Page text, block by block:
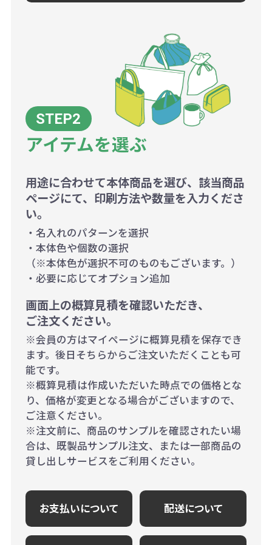
アイテムを選ぶ
用途に合わせて本体商品を選び、該当商品
ページにて、印刷方法や数量を入力くださ
い。
・名入れのパターンを選択
・本体色や個数の選択
（※本体色が選択不可のものもございます。）
・必要に応じてオプション追加
画面上の概算見積を確認いただき、
ご注文ください。
※会員の方はマイページに概算見積を保存でき
ます。後日そちらからご注文いただくことも可
能です。
※概算見積は作成いただいた時点での価格とな
り、価格が変更となる場合がございますので、
ご注意ください。
※注文前に、商品のサンプルを確認されたい場
合は、既製品サンプル注文、または一部商品の
貸し出しサービスをご利用ください。
お支払いについて 配送について